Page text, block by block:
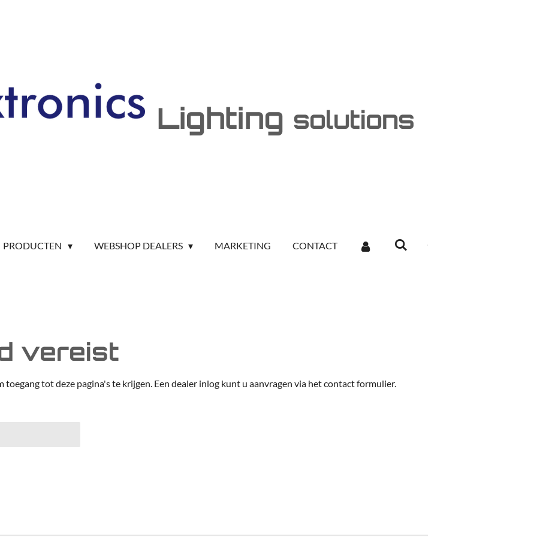
Lighting solutions
PRODUCTEN WEBSHOP DEALERS MARKETING CONTACT
vereist
toegang tot deze pagina's te krijgen. Een dealer inlog kunt u aanvragen via het contact formulier.